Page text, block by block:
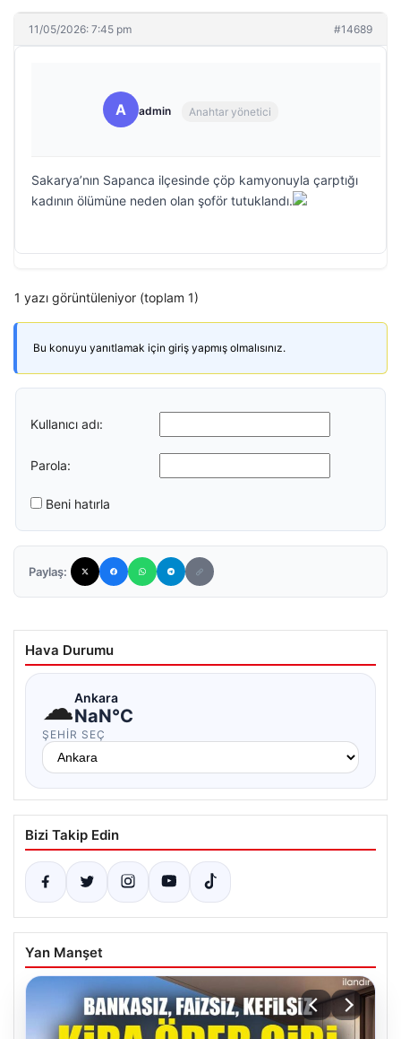
11/05/2026: 7:45 pm #14689
A admin Anahtar yönetici
Sakarya’nın Sapanca ilçesinde çöp kamyonuyla çarptığı
kadının ölümüne neden olan şoför tutuklandı.
1 yazı görüntüleniyor (toplam 1)
Bu konuyu yanıtlamak için giriş yapmış olmalısınız.
Kullanıcı adı:
Parola:
Beni hatırla
Paylaş:
Hava Durumu
☁Ankara
NaN°C
ŞEHIR SEÇ
Bizi Takip Edin
Yan Manşet